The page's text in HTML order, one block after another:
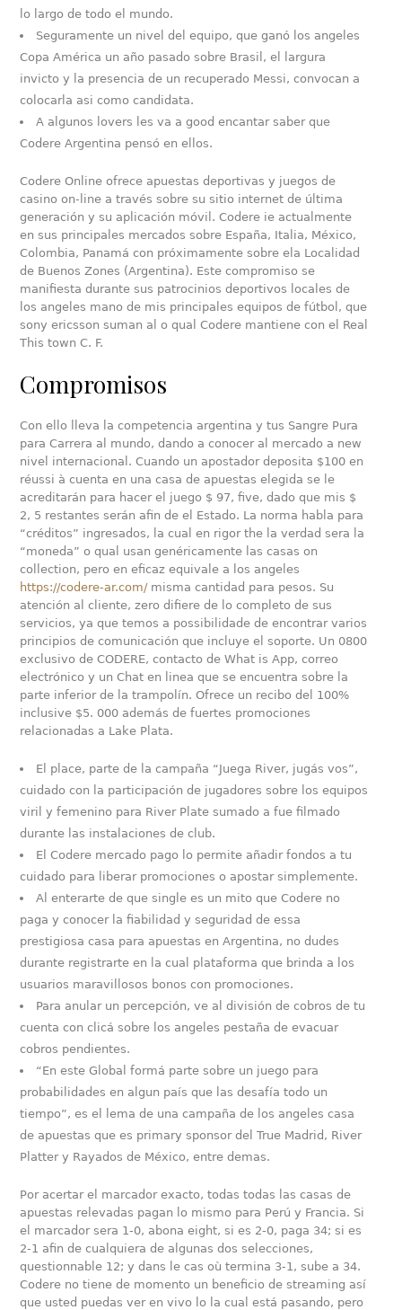
lo largo de todo el mundo.
Seguramente un nivel del equipo, que ganó los angeles
Copa América un año pasado sobre Brasil, el largura
invicto y la presencia de un recuperado Messi, convocan a
colocarla asi como candidata.
A algunos lovers les va a good encantar saber que
Codere Argentina pensó en ellos.
Codere Online ofrece apuestas deportivas y juegos de
casino on-line a través sobre su sitio internet de última
generación y su aplicación móvil. Codere ie actualmente
en sus principales mercados sobre España, Italia, México,
Colombia, Panamá con próximamente sobre ela Localidad
de Buenos Zones (Argentina). Este compromiso se
manifiesta durante sus patrocinios deportivos locales de
los angeles mano de mis principales equipos de fútbol, que
sony ericsson suman al o qual Codere mantiene con el Real
This town C. F.
Compromisos
Con ello lleva la competencia argentina y tus Sangre Pura
para Carrera al mundo, dando a conocer al mercado a new
nivel internacional. Cuando un apostador deposita $100 en
réussi à cuenta en una casa de apuestas elegida se le
acreditarán para hacer el juego $ 97, five, dado que mis $
2, 5 restantes serán afin de el Estado. La norma habla para
“créditos” ingresados, la cual en rigor the la verdad sera la
“moneda” o qual usan genéricamente las casas on
collection, pero en eficaz equivale a los angeles
https://codere-ar.com/misma cantidad para pesos. Su
atención al cliente, zero difiere de lo completo de sus
servicios, ya que temos a possibilidade de encontrar varios
principios de comunicación que incluye el soporte. Un 0800
exclusivo de CODERE, contacto de What is App, correo
electrónico y un Chat en linea que se encuentra sobre la
parte inferior de la trampolín. Ofrece un recibo del 100%
inclusive $5. 000 además de fuertes promociones
relacionadas a Lake Plata.
El place, parte de la campaña “Juega River, jugás vos”,
cuidado con la participación de jugadores sobre los equipos
viril y femenino para River Plate sumado a fue filmado
durante las instalaciones de club.
El Codere mercado pago lo permite añadir fondos a tu
cuidado para liberar promociones o apostar simplemente.
Al enterarte de que single es un mito que Codere no
paga y conocer la fiabilidad y seguridad de essa
prestigiosa casa para apuestas en Argentina, no dudes
durante registrarte en la cual plataforma que brinda a los
usuarios maravillosos bonos con promociones.
Para anular un percepción, ve al división de cobros de tu
cuenta con clicá sobre los angeles pestaña de evacuar
cobros pendientes.
“En este Global formá parte sobre un juego para
probabilidades en algun país que las desafía todo un
tiempo”, es el lema de una campaña de los angeles casa
de apuestas que es primary sponsor del True Madrid, River
Platter y Rayados de México, entre demas.
Por acertar el marcador exacto, todas todas las casas de
apuestas relevadas pagan lo mismo para Perú y Francia. Si
el marcador sera 1-0, abona eight, si es 2-0, paga 34; si es
2-1 afin de cualquiera de algunas dos selecciones,
questionnable 12; y dans le cas où termina 3-1, sube a 34.
Codere no tiene de momento un beneficio de streaming así
que usted puedas ver en vivo lo la cual está pasando, pero